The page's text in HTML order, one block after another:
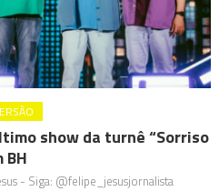
show da turnê “Sorriso
- Siga: @felipe_jesusjornalista